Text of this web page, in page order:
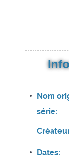
Nom
série:
Dates: